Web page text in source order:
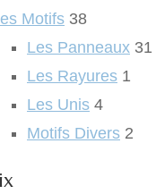
Motifs 38
Les Panneaux 31
Les Rayures 1
Les Unis 4
Motifs Divers 2